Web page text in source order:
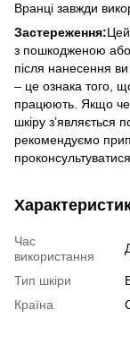
Вранці завжди
Застереження:Цей
з пошкодженою
після нанесення
– це ознака того,
працюють. Якщо
шкіру з’являється
рекомендуємо
Час
використання
Тип шкіри
Країна